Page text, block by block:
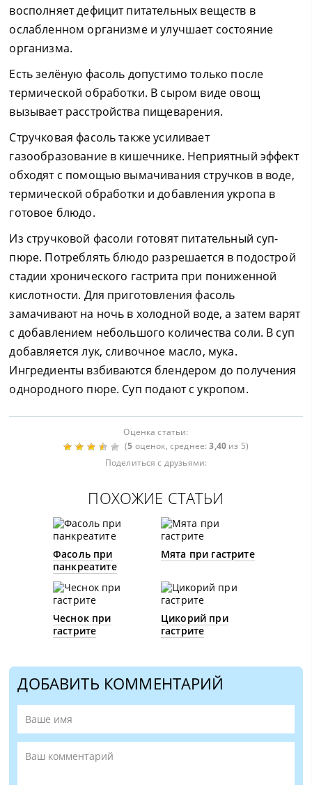
восполняет дефицит питательных веществ в
ослабленном организме и улучшает состояние
организма.
Есть зелёную фасоль допустимо только после
термической обработки. В сыром виде овощ
вызывает расстройства пищеварения.
Стручковая фасоль также усиливает
газообразование в кишечнике. Неприятный эффект
обходят с помощью вымачивания стручков в воде,
термической обработки и добавления укропа в
готовое блюдо.
Из стручковой фасоли готовят питательный суп-
пюре. Потреблять блюдо разрешается в подострой
стадии хронического гастрита при пониженной
кислотности. Для приготовления фасоль
замачивают на ночь в холодной воде, а затем варят
с добавлением небольшого количества соли. В суп
добавляется лук, сливочное масло, мука.
Ингредиенты взбиваются блендером до получения
однородного пюре. Суп подают с укропом.
Оценка статьи:
(5 оценок, среднее:3,40 из 5)
Поделиться с друзьями:
ПОХОЖИЕ СТАТЬИ
Фасоль при
панкреатите
Мята при гастрите
Чеснок при
гастрите
Цикорий при
гастрите
ДОБАВИТЬ КОММЕНТАРИЙ